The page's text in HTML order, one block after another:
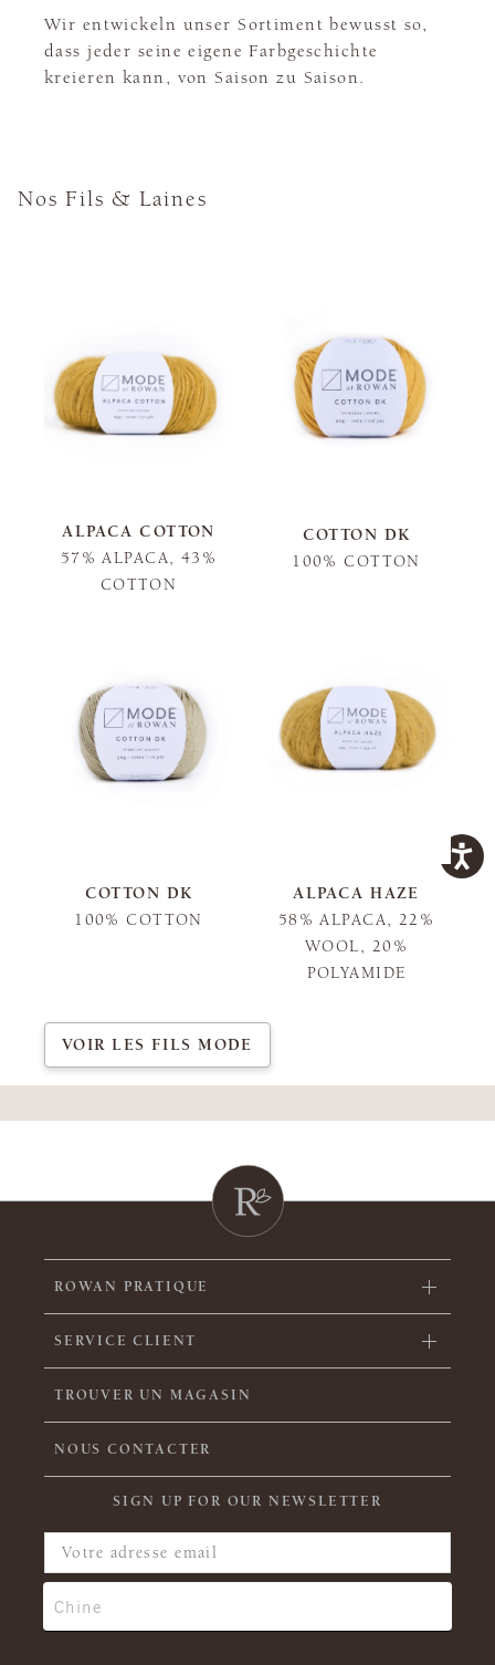
Wir entwickeln unser Sortiment bewusst so,
dass jeder seine eigene Farbgeschichte
kreieren kann, von Saison zu Saison.
Nos Fils & Laines
ALPACA COTTON
57% ALPACA, 43%
COTTON
COTTON DK
100% COTTON
COTTON DK
100% COTTON
ALPACA HAZE
58% ALPACA, 22%
WOOL, 20%
POLYAMIDE
VOIR LES FILS MODE
ROWAN PRATIQUE
SERVICE CLIENT
TROUVER UN MAGASIN
NOUS CONTACTER
SIGN UP FOR OUR NEWSLETTER